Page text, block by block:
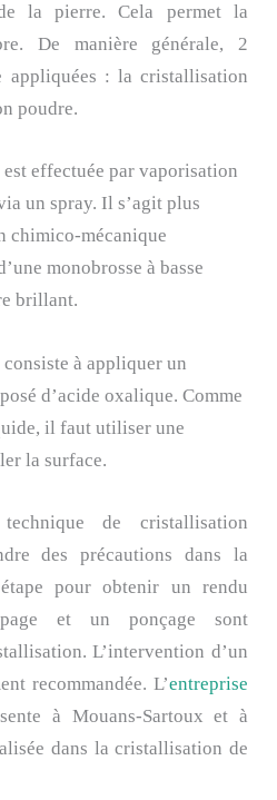
la pierre. Cela permet la
De manière générale, 2
appliquées : la cristallisation
poudre.
effectuée par vaporisation
un spray. Il s’agit plus
chimico-mécanique
monobrosse à basse
brillant.
à appliquer un
d’acide oxalique. Comme
il faut utiliser une
la surface.
de cristallisation
des précautions dans la
pour obtenir un rendu
et un ponçage sont
L’intervention d’un
recommandée. L’entreprise
à Mouans-Sartoux et à
dans la cristallisation de